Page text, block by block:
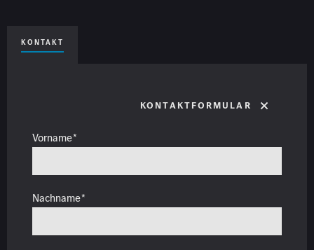
KONTAKT
Kontaktformular